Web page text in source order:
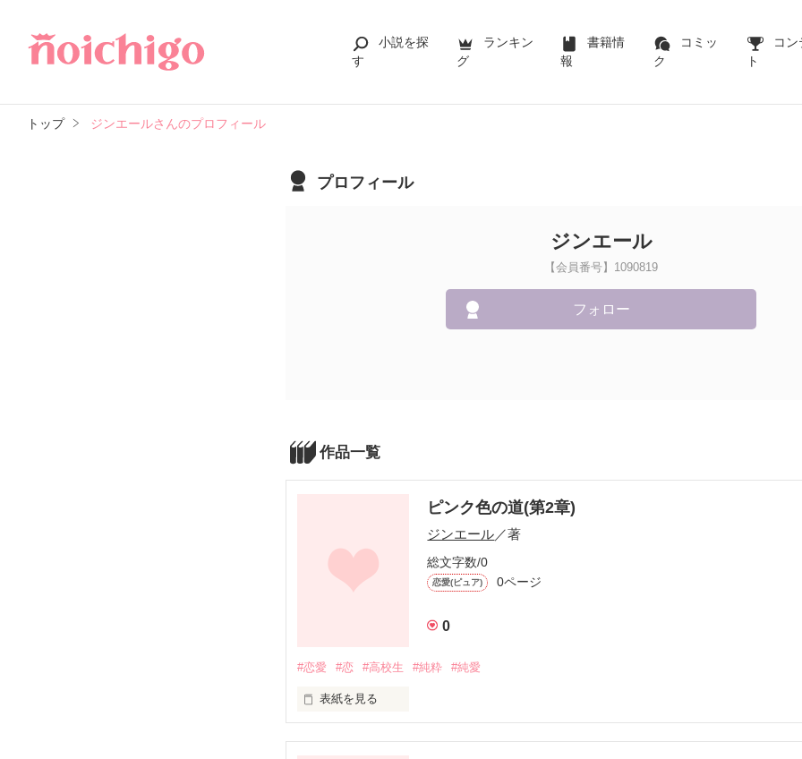
小説を探
す
ランキン
グ
書籍情
報
コミッ
ク
コン
ト
トップ ジンエールさんのプロフィール
プロフィール
ジンエール
【会員番号】1090819
フォロー
作品一覧
ピンク色の道(第2章)
ジンエール／著
総文字数/0
恋愛(ピュア) 0ページ
0
#恋愛 #恋 #高校生 #純粋 #純愛
表紙を見る